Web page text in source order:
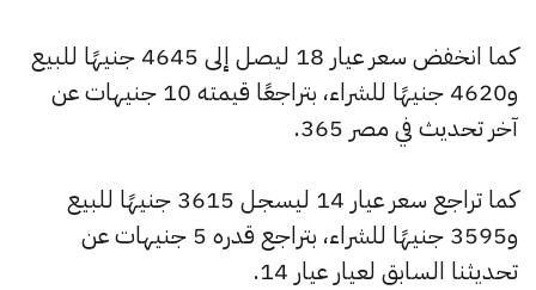
كما انخفض سعر عيار 18 ليصل إلى 4645 جنيهًا للبيع
و4620 جنيهًا للشراء، بتراجعًا قيمته 10 جنيهات عن
آخر تحديث في مصر 365.
كما تراجع سعر عيار 14 ليسجل 3615 جنيهًا للبيع
و3595 جنيهًا للشراء، بتراجع قدره 5 جنيهات عن
تحديثنا السابق لعيار عيار 14.